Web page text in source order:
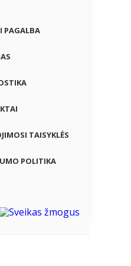
PAGALBA
TAISYKLĖS
POLITIKA